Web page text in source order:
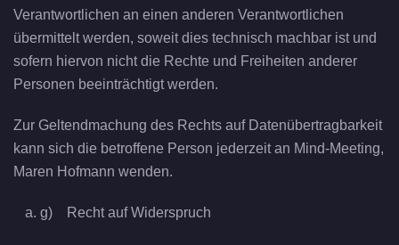
Verantwortlichen an einen anderen Verantwortlichen
übermittelt werden, soweit dies technisch machbar ist und
sofern hiervon nicht die Rechte und Freiheiten anderer
Personen beeinträchtigt werden.
Zur Geltendmachung des Rechts auf Datenübertragbarkeit
kann sich die betroffene Person jederzeit an Mind-Meeting,
Maren Hofmann wenden.
g) Recht auf Widerspruch